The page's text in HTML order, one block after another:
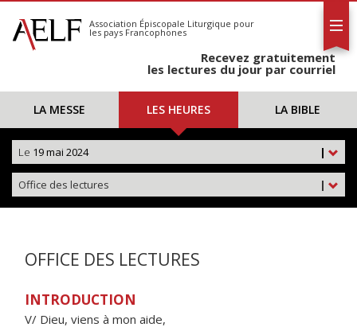
S'abonner
Calendrier
Association Épiscopale Liturgique pour
les pays Francophones
Recevez gratuitement
les lectures du jour par courriel
LA MESSE LES HEURES LA BIBLE
|
Le 19 mai 2024
|
Office des lectures
OFFICE DES LECTURES
INTRODUCTION
V/ Dieu, viens à mon aide,